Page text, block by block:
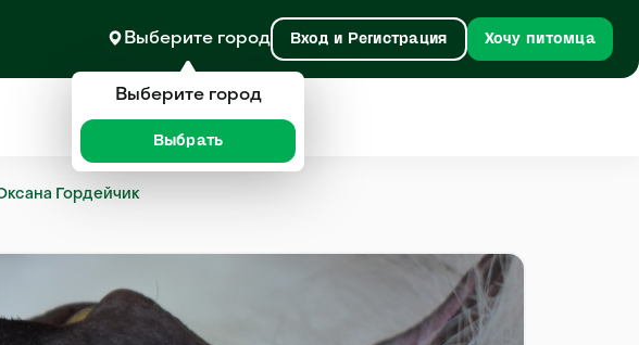
Выберите город Вход и Регистрация Хочу питомца
Гордейчик
Выберите город
Выбрать